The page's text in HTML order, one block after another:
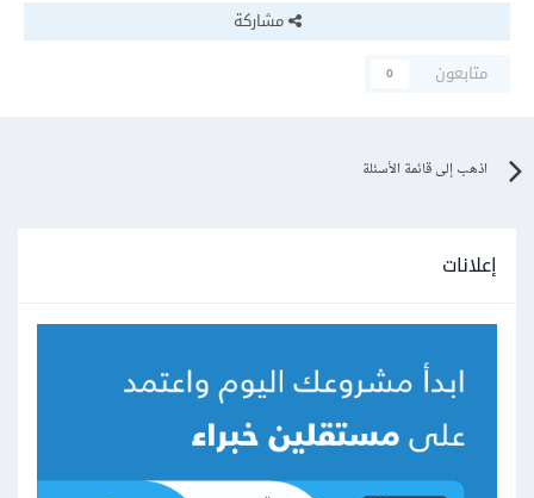
مشاركة
متابعون
0
اذهب إلى قائمة الأسئلة
إعلانات